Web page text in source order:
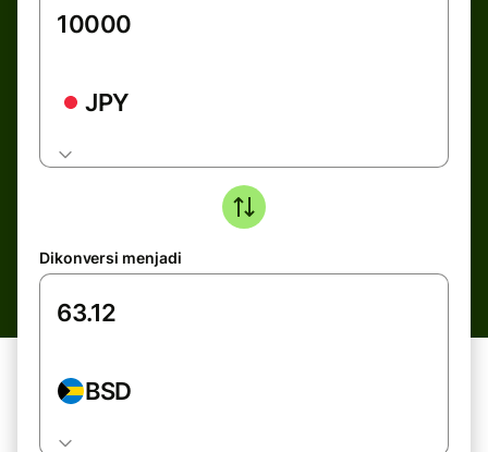
JPY
Dikonversi menjadi
BSD